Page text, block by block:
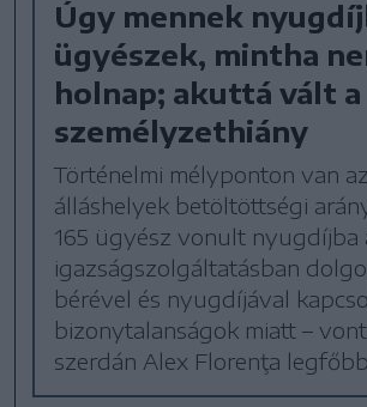
Úgy mennek
ügyészek, mintha
holnap; akuttá vált a
személyzethiány
Történelmi mélyponton van
álláshelyek betöltöttségi
165 ügyész vonult nyugdíjba
igazságszolgáltatásban
bérével és nyugdíjával
bizonytalanságok miatt –
szerdán Alex Florenţa